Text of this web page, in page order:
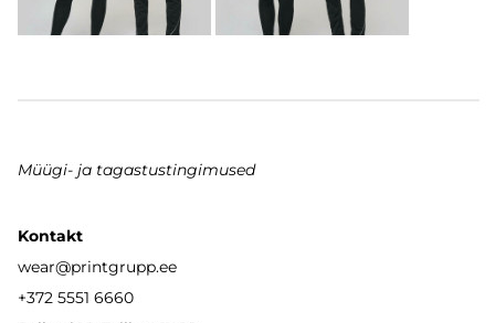
Müügi- ja tagastustingimused
Kontakt
wear@printgrupp.ee
+372 5551 6660